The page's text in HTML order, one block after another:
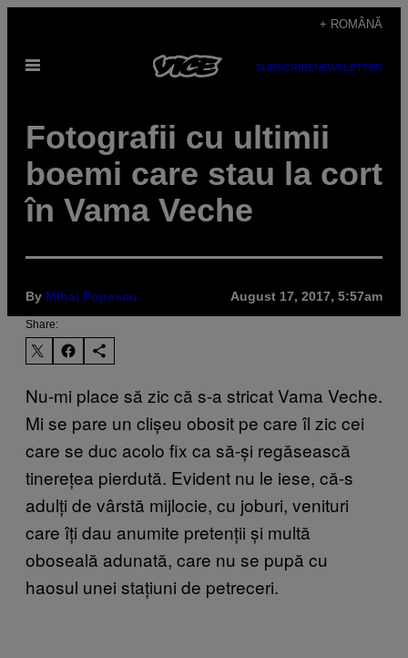
content
+ ROMÂNĂ
Open
SUBSCRIBENEWSLETTER
Fotografii cu ultimii
boemi care stau la cort
în Vama Veche
By Mihai Popescu August 17, 2017, 5:57am
Share:
Nu-mi place să zic că s-a stricat Vama Veche.
Mi se pare un clișeu obosit pe care îl zic cei
care se duc acolo fix ca să-și regăsească
tinerețea pierdută. Evident nu le iese, că-s
adulți de vârstă mijlocie, cu joburi, venituri
care îți dau anumite pretenții și multă
oboseală adunată, care nu se pupă cu
haosul unei stațiuni de petreceri.